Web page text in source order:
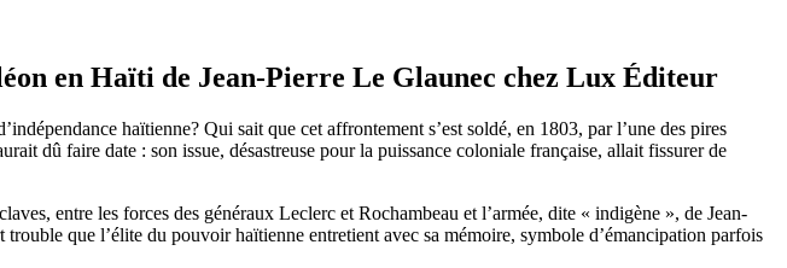
en Haïti de Jean-Pierre Le Glaunec chez Lux Éditeur
haïtienne? Qui sait que cet affrontement s’est soldé, en 1803, par l’une des pires
dû faire date : son issue, désastreuse pour la puissance coloniale française, allait fissurer de
entre les forces des généraux Leclerc et Rochambeau et l’armée, dite « indigène », de Jean-
que l’élite du pouvoir haïtienne entretient avec sa mémoire, symbole d’émancipation parfois